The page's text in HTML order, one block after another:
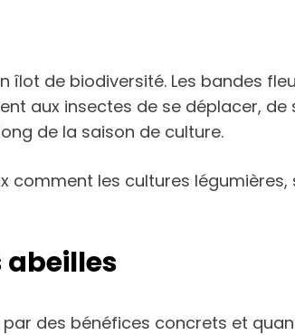
de biodiversité. Les bandes
aux insectes de se déplacer, de
de la saison de culture.
comment les cultures légumières,
abeilles
des bénéfices concrets et